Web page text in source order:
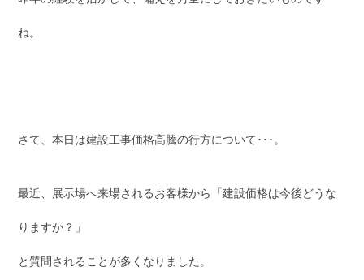
ね。
さて、本日は建設工事価格高騰の行方について･･･。
最近、展示場へ来場されるお客様から「建設価格は今後どうな
りますか？」
と質問されることが多くなりました。